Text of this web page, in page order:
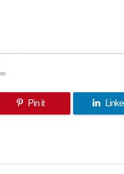
Pin it